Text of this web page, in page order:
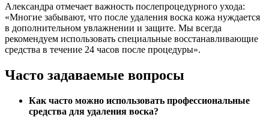
Александра отмечает важность послепроцедурного ухода:
«Многие забывают, что после удаления воска кожа нуждается
в дополнительном увлажнении и защите. Мы всегда
рекомендуем использовать специальные восстанавливающие
средства в течение 24 часов после процедуры».
Часто задаваемые вопросы
Как часто можно использовать профессиональные
средства для удаления воска?